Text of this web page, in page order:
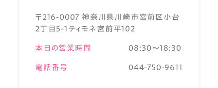
〒216-0007 神奈川県川崎市宮前区小台
2丁目5-1ティモネ宮前平102
本日の営業時間 08:30～18:30
電話番号 044-750-9611